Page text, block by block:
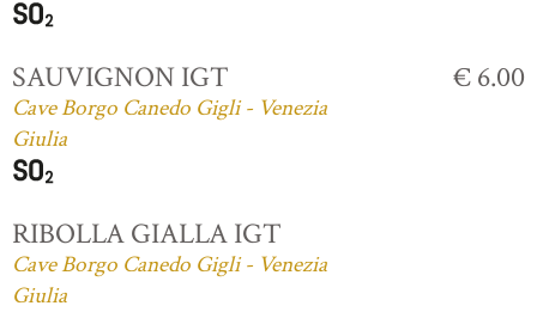
SAUVIGNON IGT
Cave Borgo Canedo Gigli - Venezia
Giulia
€ 6.00
RIBOLLA GIALLA IGT
Cave Borgo Canedo Gigli - Venezia
Giulia